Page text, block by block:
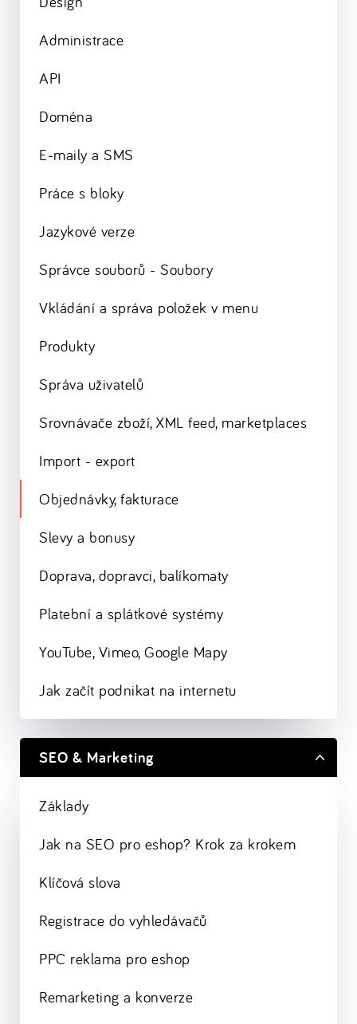
Administrace
API
Doména
E-maily a SMS
Práce s bloky
Jazykové verze
Správce souborů - Soubory
Vkládání a správa položek v menu
Produkty
Správa uživatelů
Srovnávače zboží, XML feed, marketplaces
Import - export
Objednávky, fakturace
Slevy a bonusy
Doprava, dopravci, balíkomaty
Platební a splátkové systémy
YouTube, Vimeo, Google Mapy
Jak začít podnikat na internetu
SEO & Marketing
Základy
Jak na SEO pro eshop? Krok za krokem
Klíčová slova
Registrace do vyhledávačů
PPC reklama pro eshop
Remarketing a konverze